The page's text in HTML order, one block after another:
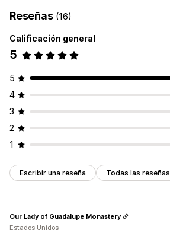
Reseñas (16)
Calificación general
5
5
4
3
2
1
Escribir una reseña Todas las reseñas
Our Lady of Guadalupe Monastery
Estados Unidos